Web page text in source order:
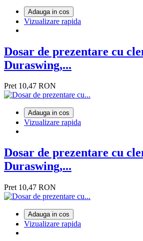
Adauga in cos
Vizualizare rapida
Dosar de prezentare cu
Duraswing,...
Pret 10,47 RON
Adauga in cos
Vizualizare rapida
Dosar de prezentare cu
Duraswing,...
Pret 10,47 RON
Adauga in cos
Vizualizare rapida